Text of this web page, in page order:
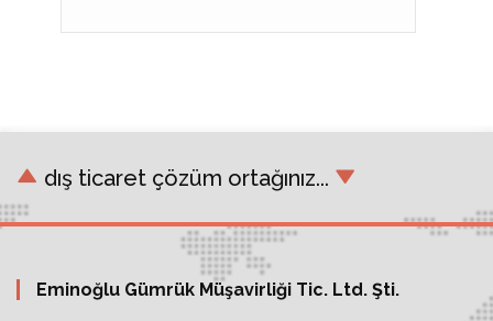
dış ticaret çözüm ortağınız...
Eminoğlu Gümrük Müşavirliği Tic. Ltd. Şti.